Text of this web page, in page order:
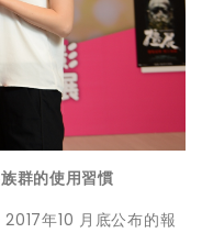
群的使用習慣
年10 月底公布的報